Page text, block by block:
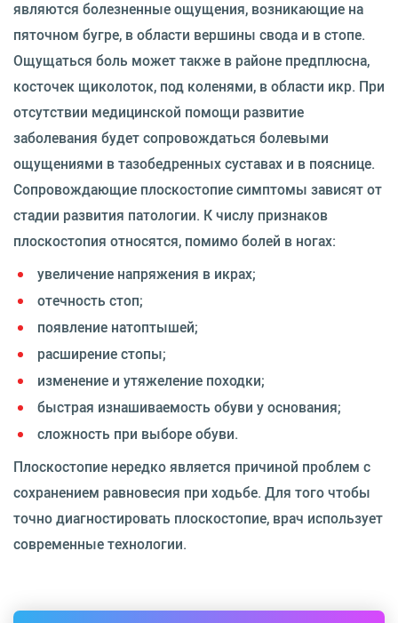
являются болезненные ощущения, возникающие на
пяточном бугре, в области вершины свода и в стопе.
Ощущаться боль может также в районе предплюсна,
косточек щиколоток, под коленями, в области икр. При
отсутствии медицинской помощи развитие
заболевания будет сопровождаться болевыми
ощущениями в тазобедренных суставах и в пояснице.
Сопровождающие плоскостопие симптомы зависят от
стадии развития патологии. К числу признаков
плоскостопия относятся, помимо болей в ногах:
увеличение напряжения в икрах;
отечность стоп;
появление натоптышей;
расширение стопы;
изменение и утяжеление походки;
быстрая изнашиваемость обуви у основания;
сложность при выборе обуви.
Плоскостопие нередко является причиной проблем с
сохранением равновесия при ходьбе. Для того чтобы
точно диагностировать плоскостопие, врач использует
современные технологии.